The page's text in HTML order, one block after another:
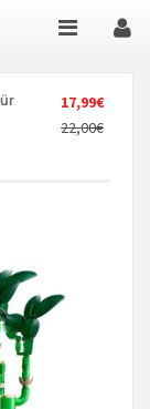
17,99€
22,00€